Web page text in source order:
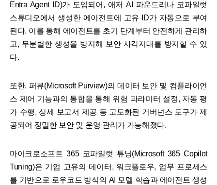
Entra Agent ID)가 도입되어, 애저 AI 파운드리나 코파일럿
스튜디오에서 생성한 에이전트에 고유 ID가 자동으로 부여
된다. 이를 통해 에이전트를 초기 단계부터 안전하게 관리하
고, 무분별한 생성을 방지해 보안 사각지대를 방지할 수 있
다.
또한, 퍼뷰(Microsoft Purview)의 데이터 보안 및 컴플라이언
스 제어 기능과의 통합을 통해 위험 파라미터 설정, 자동 평
가 수행, 상세 보고서 제공 등 고도화된 거버넌스 도구가 제
공되어 정밀한 보안 및 운영 관리가 가능해졌다.
마이크로소프트 365 코파일럿 튜닝(Microsoft 365 Copilot
Tuning)은 기업 고유의 데이터, 워크플로우, 업무 프로세스
를 기반으로 로우코드 방식의 AI 모델 학습과 에이전트 생성